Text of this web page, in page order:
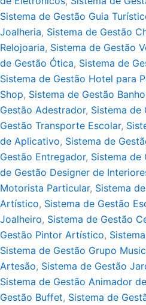
Sistema de Gestão Guia
Joalheria, Sistema de Gestão
Relojoaria, Sistema de Gestão
de Gestão Ótica, Sistema de
Sistema de Gestão Hotel para
Shop, Sistema de Gestão
Gestão Adestrador, Sistema de
Gestão Transporte Escolar,
de Aplicativo, Sistema de
Gestão Entregador, Sistema de
de Gestão Designer de
Motorista Particular, Sistema
Artístico, Sistema de Gestão
Joalheiro, Sistema de Gestão
Gestão Pintor Artístico,
Sistema de Gestão Grupo
Artesão, Sistema de Gestão
Sistema de Gestão Animador
Gestão Buffet, Sistema de